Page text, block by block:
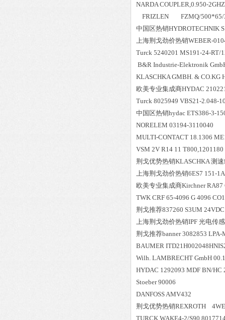
NARDA COUPLER,0.950-
FRIZLEN FZMQ/
中国区热销HYDROTECHNIK
上海荆戈劲价热销WEBER-
Turck 5240201 MS191-24-RT/
B&R Industrie-Elektronik
KLASCHKA GMBH. & CO.KG
欧美专业集成商HYDAC
Turck 8025949 VBS21-2.048-
中国区热销hydac ETS386-3-
NORELEM 03194-3110040
MULTI-CONTACT 18.1306
VSM 2V R14 11 T800,1201180
荆戈优势热销KLASCHKA 测
上海荆戈劲价热销6ES7 151-
欧美专业集成商Kirchner RA87
TWK CRF 65-4096 G 4096
荆戈推荐837260 S3UM
上海荆戈劲价热销IPF 光电传
荆戈推荐banner 3082853 LPA-
BAUMER
Wilh. LAMBRECHT GmbH
HYDAC 1292093 MDF BN/HC
Stoeber 90006
DANFOSS AMV432
荆戈优势热销REXROTH
TURCK WAKE4-2/S90